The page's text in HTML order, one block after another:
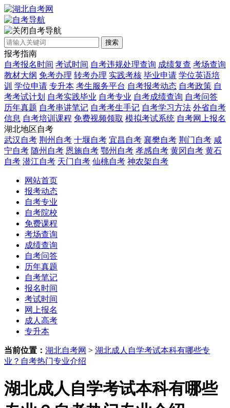
自考导航
搜索
报考指南
自考报名时间 考试时间 自考违规处理查询 成绩复查 考场查询
教材大纲 免考办理 转考办理 实践考核 毕业申请 学位英语培
训 学位申请 专升本 考生服务平台 自考报考动态 自考政策 自
考考试计划 自考实践毕业 自考专业 自考成绩查询 自考问答
历年真题 自考串讲笔记 自考考生手记 自考学习方法 外省自考
信息 自考培训课程 免费视频领取 模拟考试系统 自考网上报名
湖北地区自考
武汉自考 荆州自考 十堰自考 宜昌自考 襄樊自考 荆门自考 咸
宁自考 随州自考 恩施自考 鄂州自考 孝感自考 黄冈自考 黄石
自考 潜江自考 天门自考 仙桃自考 神农架自考
网站首页
报考动态
自考专业
自考院校
免费课程
考场查询
成绩查询
自考问答
历年真题
自考笔记
报名时间
考试时间
网上报名
成人高考
专升本
当前位置： 湖北自考网 > 湖北成人自学考试本科有哪些专
业？自考热门专业介绍
湖北成人自学考试本科有哪些